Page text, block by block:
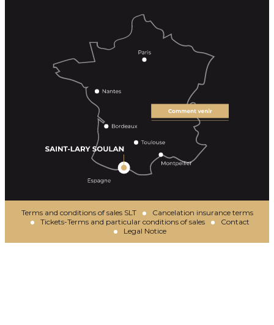
Terms and conditions of sales SLT
Cancelation insurance terms
Tickets-Terms and particular conditions of sales
Contact
Legal Notice